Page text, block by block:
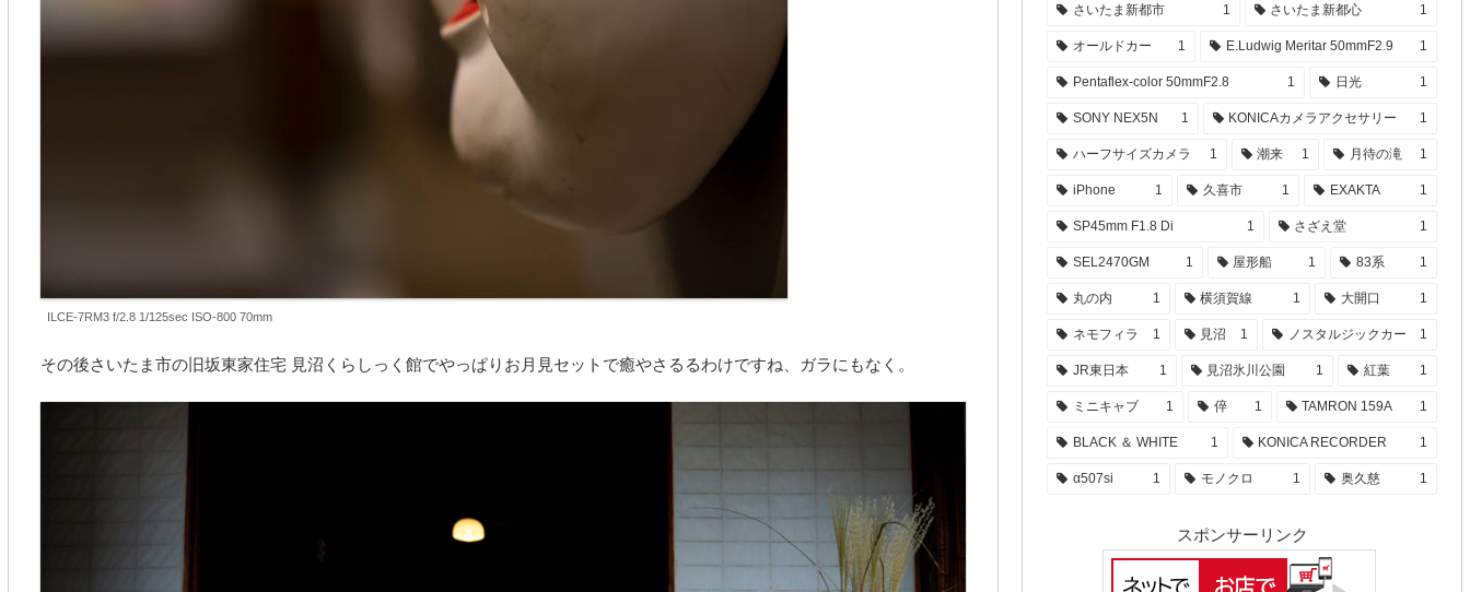
ILCE-7RM3 f/2.8 1/125sec ISO-800 70mm
その後さいたま市の旧坂東家住宅 見沼くらしっく館でやっぱりお月見セットで癒やさるるわけですね、ガラにもなく。
さいたま新都市 1 さいたま新都心 1
オールドカー 1 E.Ludwig Meritar 50mmF2.9 1
Pentaflex-color 50mmF2.8 1 日光 1
SONY NEX5N 1 KONICAカメラアクセサリー 1
ハーフサイズカメラ 1 潮来 1 月待の滝 1
iPhone 1 久喜市 1 EXAKTA 1
SP45mm F1.8 Di 1 さざえ堂 1
SEL2470GM 1 屋形船 1 83系 1
丸の内 1 横須賀線 1 大開口 1
ネモフィラ 1 見沼 1 ノスタルジックカー 1
JR東日本 1 見沼氷川公園 1 紅葉 1
ミニキャブ 1 倅 1 TAMRON 159A 1
BLACK ＆ WHITE 1 KONICA RECORDER 1
α507si 1 モノクロ 1 奥久慈 1
スポンサーリンク